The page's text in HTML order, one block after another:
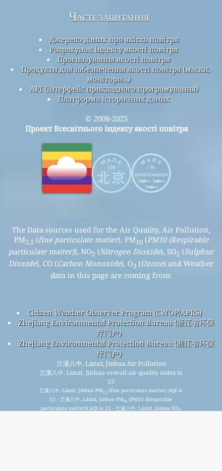
Часті запитання
Джерело даних про якість повітря
Розрахунок індексу якості повітря
Прогнозування якості повітря
Продукти для забезпечення якості повітря (маски,
монітори…)
API (інтерфейс прикладного програмування)
Платформа історичних даних
© 2008-2025
Проект Всесвітнього індексу якості повітря
The Data sources used for the Air Quality, Air Pollution,
PM2.5 (fine particulate matter), PM10(PM10 (Respirable
particulate matter)), NO2 (Nitrogen Dioxide), SO2 (Sulphur
Dioxide), CO (Carbon Monoxide), O3 (Ozone) and Weather
data in this page are coming from:
Citizen Weather Observer Program (CWOP/APRS)
Zhejiang Environmental Protection Bureau (浙江省环保
厅门户)
Zhejiang Environmental Protection Bureau (浙江省环保
厅门户)
兰溪八中, Lánxī, Jinhua Air Pollution
兰溪八中, Lánxī, Jinhua overall air quality index is
53
兰溪八中, Lánxī, Jinhua PM2.5 (fine particulate matter) AQI is
53 - 兰溪八中, Lánxī, Jinhua PM10 (PM10 (Respirable
particulate matter)) AQI is 22 - 兰溪八中, Lánxī, Jinhua NO2